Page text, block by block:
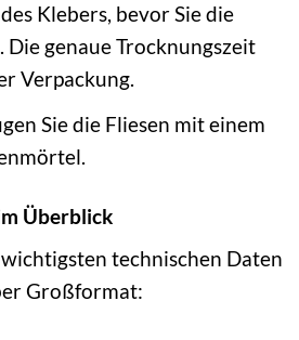
Klebers, bevor Sie die
Die genaue Trocknungszeit
Verpackung.
Sie die Fliesen mit einem
Überblick
technischen Daten
Großformat: